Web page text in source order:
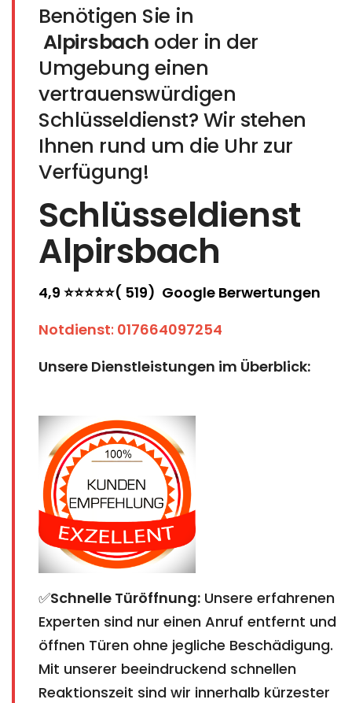
Benötigen Sie in
Alpirsbach oder in der
Umgebung einen
vertrauenswürdigen
Schlüsseldienst? Wir stehen
Ihnen rund um die Uhr zur
Verfügung!
Schlüsseldienst
Alpirsbach
4,9 ⭐⭐⭐⭐⭐( 519) Google Berwertungen
Notdienst: 017664097254
Unsere Dienstleistungen im Überblick:
✅Schnelle Türöffnung: Unsere erfahrenen
Experten sind nur einen Anruf entfernt und
öffnen Türen ohne jegliche Beschädigung.
Mit unserer beeindruckend schnellen
Reaktionszeit sind wir innerhalb kürzester